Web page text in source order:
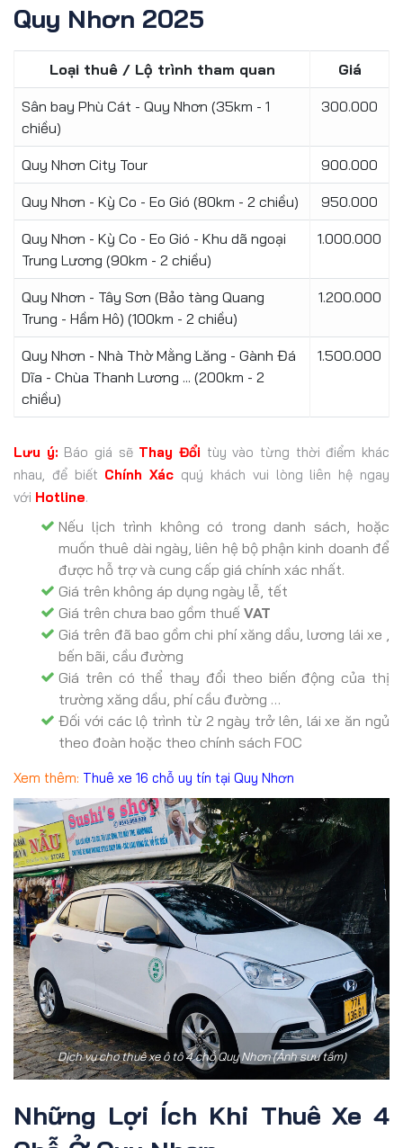
Quy Nhơn 2025
Loại thuê / Lộ trình tham quan Giá
Sân bay Phù Cát - Quy Nhơn (35km - 1
chiều)
300.000
Quy Nhơn City Tour 900.000
Quy Nhơn - Kỳ Co - Eo Gió (80km - 2 chiều) 950.000
Quy Nhơn - Kỳ Co - Eo Gió - Khu dã ngoại
Trung Lương (90km - 2 chiều)
1.000.000
Quy Nhơn - Tây Sơn (Bảo tàng Quang
Trung - Hầm Hô) (100km - 2 chiều)
1.200.000
Quy Nhơn - Nhà Thờ Mằng Lăng - Gành Đá
Dĩa - Chùa Thanh Lương ... (200km - 2
chiều)
1.500.000
Lưu ý: Báo giá sẽ Thay Đổi tùy vào từng thời điểm khác
nhau, để biết Chính Xác quý khách vui lòng liên hệ ngay
với Hotline.
Nếu lịch trình không có trong danh sách, hoặc
muốn thuê dài ngày, liên hệ bộ phận kinh doanh để
được hỗ trợ và cung cấp giá chính xác nhất.
Giá trên không áp dụng ngày lễ, tết
Giá trên chưa bao gồm thuế VAT
Giá trên đã bao gồm chi phí xăng dầu, lương lái xe ,
bến bãi, cầu đường
Giá trên có thể thay đổi theo biến động của thị
trường xăng dầu, phí cầu đường …
Đối với các lộ trình từ 2 ngày trở lên, lái xe ăn ngủ
theo đoàn hoặc theo chính sách FOC
Xem thêm: Thuê xe 16 chỗ uy tín tại Quy Nhơn
Dịch vụ cho thuê xe ô tô 4 chỗ Quy Nhơn (Ảnh sưu tầm)
Những Lợi Ích Khi Thuê Xe 4